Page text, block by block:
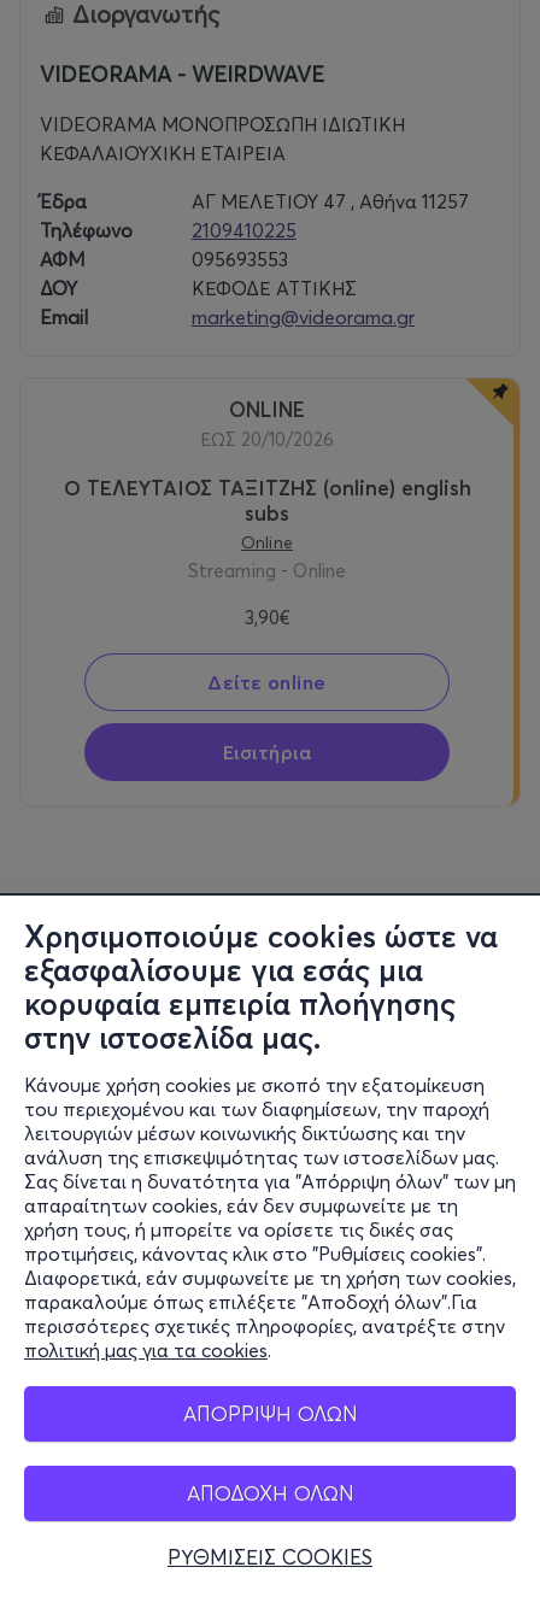
Χρησιμοποιούμε cookies ώστε να
εξασφαλίσουμε για εσάς μια
κορυφαία εμπειρία πλοήγησης
στην ιστοσελίδα μας.
Κάνουμε χρήση cookies με σκοπό την εξατομίκευση
του περιεχομένου και των διαφημίσεων, την παροχή
λειτουργιών μέσων κοινωνικής δικτύωσης και την
ανάλυση της επισκεψιμότητας των ιστοσελίδων μας.
Σας δίνεται η δυνατότητα για "Απόρριψη όλων" των μη
απαραίτητων cookies, εάν δεν συμφωνείτε με τη
χρήση τους, ή μπορείτε να ορίσετε τις δικές σας
προτιμήσεις, κάνοντας κλικ στο "Ρυθμίσεις cookies".
Διαφορετικά, εάν συμφωνείτε με τη χρήση των cookies,
παρακαλούμε όπως επιλέξετε "Αποδοχή όλων".Για
περισσότερες σχετικές πληροφορίες, ανατρέξτε στην
πολιτική μας για τα cookies.
ΑΠΟΡΡΙΨΗ ΟΛΩΝ
ΑΠΟΔΟΧΗ ΟΛΩΝ
ΡΥΘΜΙΣΕΙΣ COOKIES
Διοργανωτής
VIDEORAMA - WEIRDWAVE
VIDEORAMA ΜΟΝΟΠΡΟΣΩΠΗ ΙΔΙΩΤΙΚΗ
ΚΕΦΑΛΑΙΟΥΧΙΚΗ ΕΤΑΙΡΕΙΑ
Έδρα
ΑΓ ΜΕΛΕΤΙΟΥ 47 , Αθήνα 11257
Τηλέφωνο
2109410225
ΑΦΜ
095693553
ΔΟΥ
ΚΕΦΟΔΕ ΑΤΤΙΚΗΣ
Email
marketing@videorama.gr
ONLINE
ΕΩΣ 20/10/2026
Ο ΤΕΛΕΥΤΑΙΟΣ ΤΑΞΙΤΖΗΣ (online) english
subs
Online
Streaming - Online
3,90€
Δείτε online
Εισιτήρια
Πληροφορίες
Υποστήριξη
Stay Connected
Mobile app